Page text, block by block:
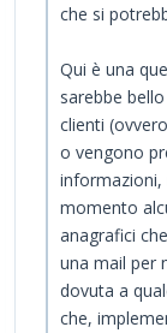
che si
Qui è una
sarebbe
clienti
o vengono
informazioni,
momento
anagrafici
una mail per
dovuta a
che,